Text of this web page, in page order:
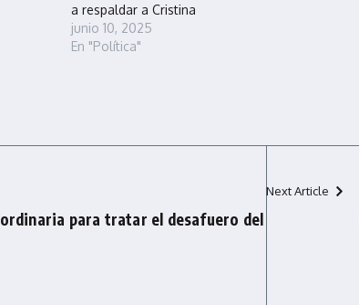
a respaldar a Cristina
junio 10, 2025
En "Política"
para tratar el desafuero del
Next Article